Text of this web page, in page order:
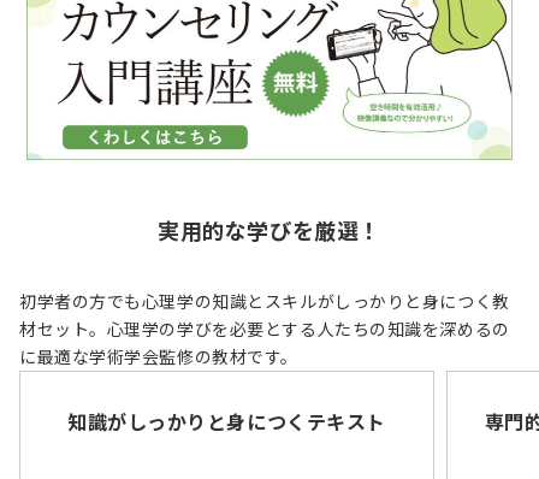
実用的な学びを厳選！
初学者の方でも心理学の知識とスキルがしっかりと身につく教
材セット。心理学の学びを必要とする人たちの知識を深めるの
に最適な学術学会監修の教材です。
知識がしっかりと身につくテキスト 専門